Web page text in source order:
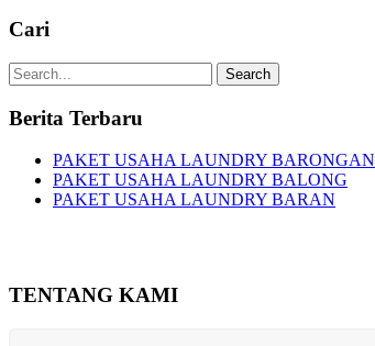
Cari
Search
Berita Terbaru
PAKET USAHA LAUNDRY BARONGAN
PAKET USAHA LAUNDRY BALONG
PAKET USAHA LAUNDRY BARAN
TENTANG KAMI